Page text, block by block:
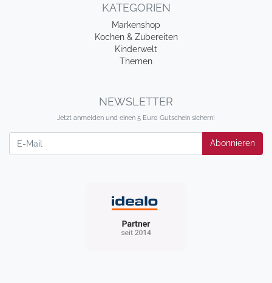
KATEGORIEN
Markenshop
Kochen & Zubereiten
Kinderwelt
Themen
NEWSLETTER
Jetzt anmelden und einen 5 Euro Gutschein sichern!
Abonnieren